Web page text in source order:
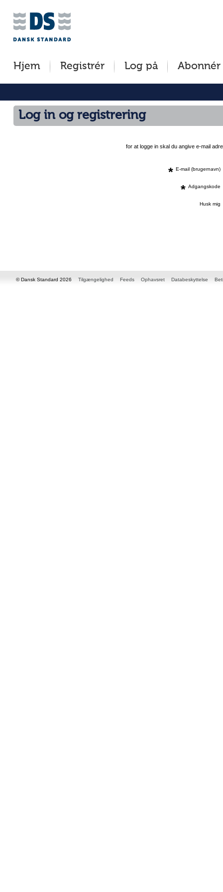
Jump
[s]Hjem Registrér Log på Abonnér
Log in og registrering
for at logge in skal du angive e-mail
* E-mail (brugernavn)
* Adgangskode
Husk mig
© Dansk Standard 2026 Tilgængelighed Feeds Ophavsret Databeskyttelse